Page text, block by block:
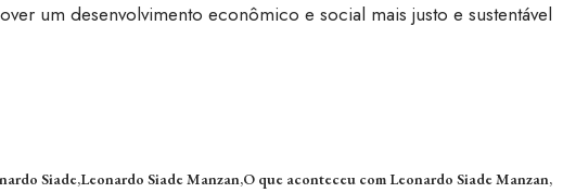
um desenvolvimento econômico e social mais justo e sustentável
SiadeLeonardo Siade ManzanO que aconteceu com Leonardo Siade Manzan